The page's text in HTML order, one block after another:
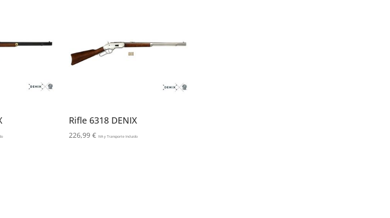
Rifle 6318 DENIX
226,99 € IVA y Transporte Incluido